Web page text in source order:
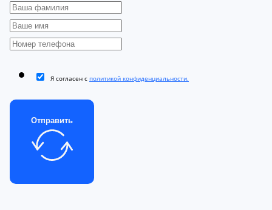
Я согласен с политикой конфиденциальности.
Отправить